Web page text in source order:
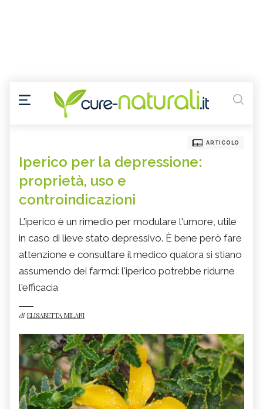
ARTICOLO
Iperico per la depressione:
proprietà, uso e
controindicazioni
L'iperico è un rimedio per modulare l'umore, utile
in caso di lieve stato depressivo. È bene però fare
attenzione e consultare il medico qualora si stiano
assumendo dei farmci: l'iperico potrebbe ridurne
l'efficacia
di ELISABETTA MILANI